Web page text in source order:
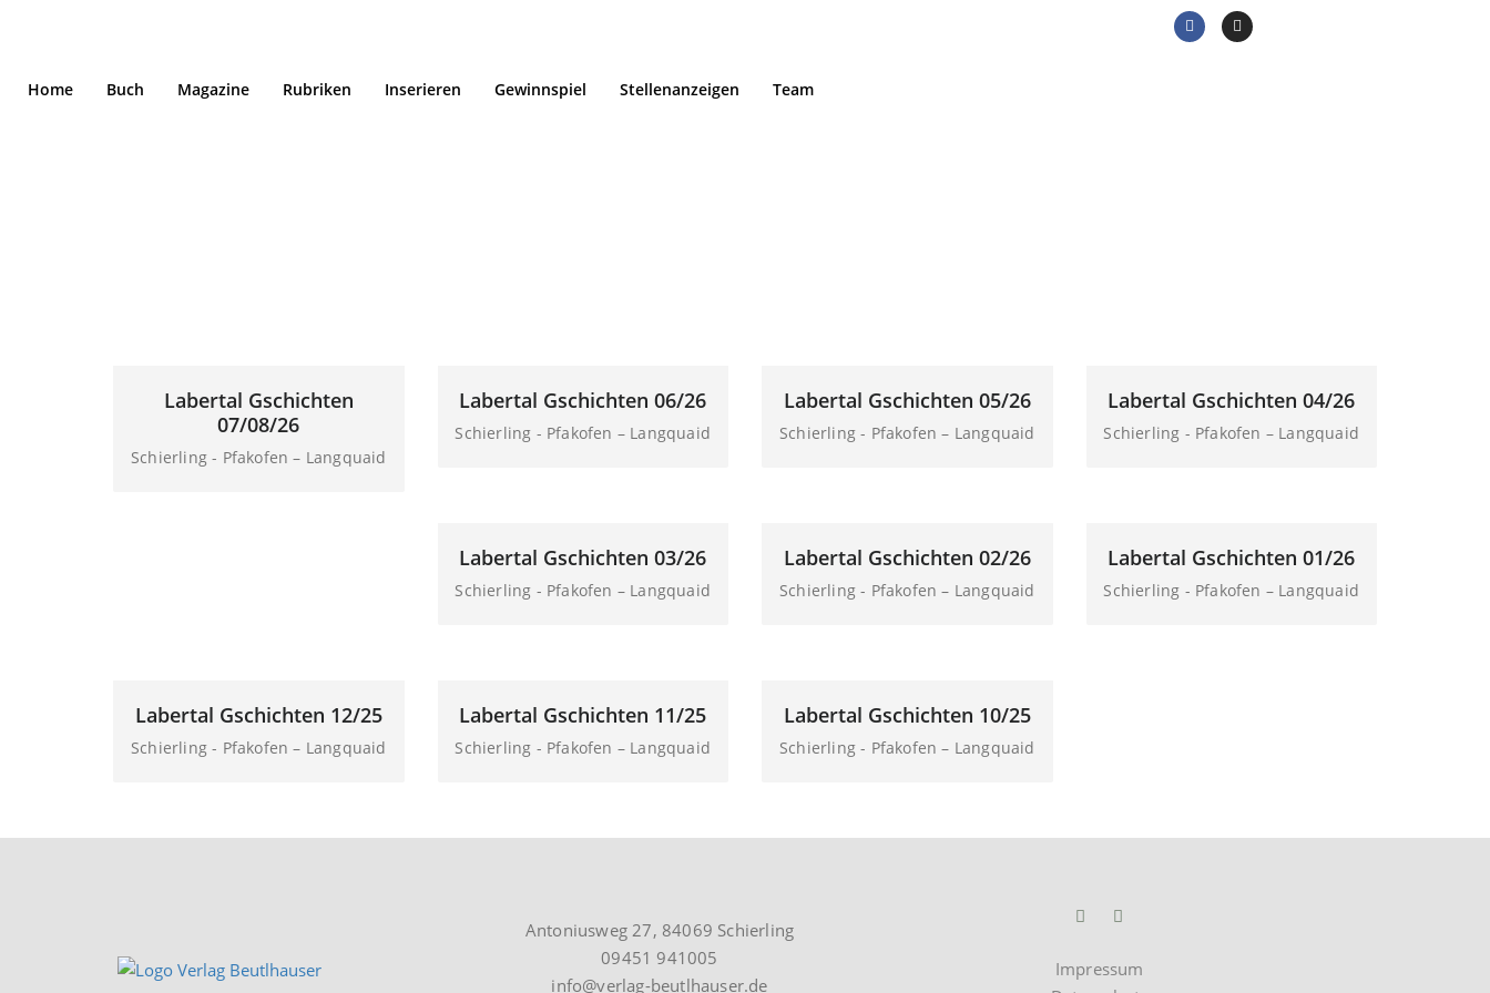
Home Buch Magazine Rubriken Inserieren Gewinnspiel Stellenanzeigen Team
Labertal Gschichten
07/08/26
Schierling - Pfakofen – Langquaid
Labertal Gschichten 06/26
Schierling - Pfakofen – Langquaid
Labertal Gschichten 05/26
Schierling - Pfakofen – Langquaid
Labertal Gschichten 04/26
Schierling - Pfakofen – Langquaid
Labertal Gschichten 03/26
Schierling - Pfakofen – Langquaid
Labertal Gschichten 02/26
Schierling - Pfakofen – Langquaid
Labertal Gschichten 01/26
Schierling - Pfakofen – Langquaid
Labertal Gschichten 12/25
Schierling - Pfakofen – Langquaid
Labertal Gschichten 11/25
Schierling - Pfakofen – Langquaid
Labertal Gschichten 10/25
Schierling - Pfakofen – Langquaid
Antoniusweg 27, 84069 Schierling
09451 941005
info@verlag-beutlhauser.de
Impressum